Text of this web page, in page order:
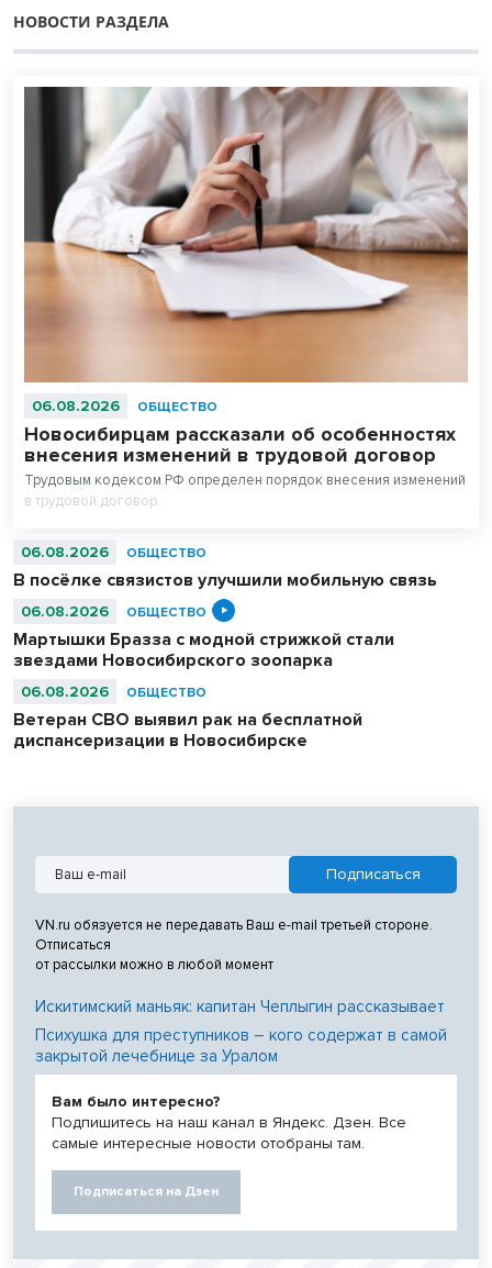
НОВОСТИ РАЗДЕЛА
06.08.2026 ОБЩЕСТВО
Новосибирцам рассказали об особенностях
внесения изменений в трудовой договор
Трудовым кодексом РФ определен порядок внесения изменений
в трудовой договор.
06.08.2026 ОБЩЕСТВО
В посёлке связистов улучшили мобильную связь
06.08.2026 ОБЩЕСТВО
Мартышки Бразза с модной стрижкой стали
звездами Новосибирского зоопарка
06.08.2026 ОБЩЕСТВО
Ветеран СВО выявил рак на бесплатной
диспансеризации в Новосибирске
VN.ru обязуется не передавать Ваш e-mail третьей стороне.
Отписаться
от рассылки можно в любой момент
Искитимский маньяк: капитан Чеплыгин рассказывает
Психушка для преступников – кого содержат в самой
закрытой лечебнице за Уралом
Вам было интересно?
Подпишитесь на наш канал в Яндекс. Дзен. Все
самые интересные новости отобраны там.
Подписаться на Дзен